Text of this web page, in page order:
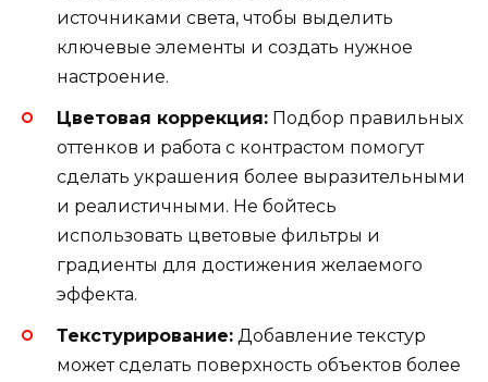
источниками света, чтобы выделить
ключевые элементы и создать нужное
настроение.
Цветовая коррекция: Подбор правильных
оттенков и работа с контрастом помогут
сделать украшения более выразительными
и реалистичными. Не бойтесь
использовать цветовые фильтры и
градиенты для достижения желаемого
эффекта.
Текстурирование: Добавление текстур
может сделать поверхность объектов более